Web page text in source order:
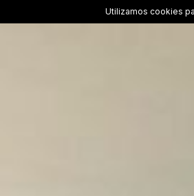
Utilizamos cookies